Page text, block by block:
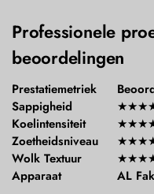
Professionele
beoordelingen
Prestatiemetriek
Sappigheid
Koelintensiteit
Zoetheidsniveau
Wolk Textuur
Apparaat
AL